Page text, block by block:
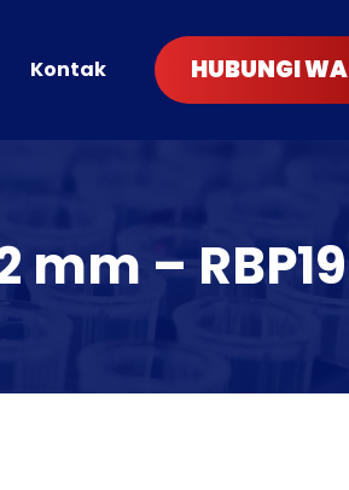
Kontak HUBUNGI WA
mm – RBP19